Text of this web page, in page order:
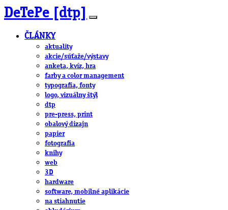
DeTePe [dtp]
ČLÁNKY
aktuality
akcie/súťaže/výstavy
anketa, kvíz, hra
farby a color management
typografia, fonty
logo, vizuálny štýl
dtp
pre-press, print
obalový dizajn
papier
fotografia
knihy
web
3D
hardware
software, mobilné aplikácie
na stiahnutie